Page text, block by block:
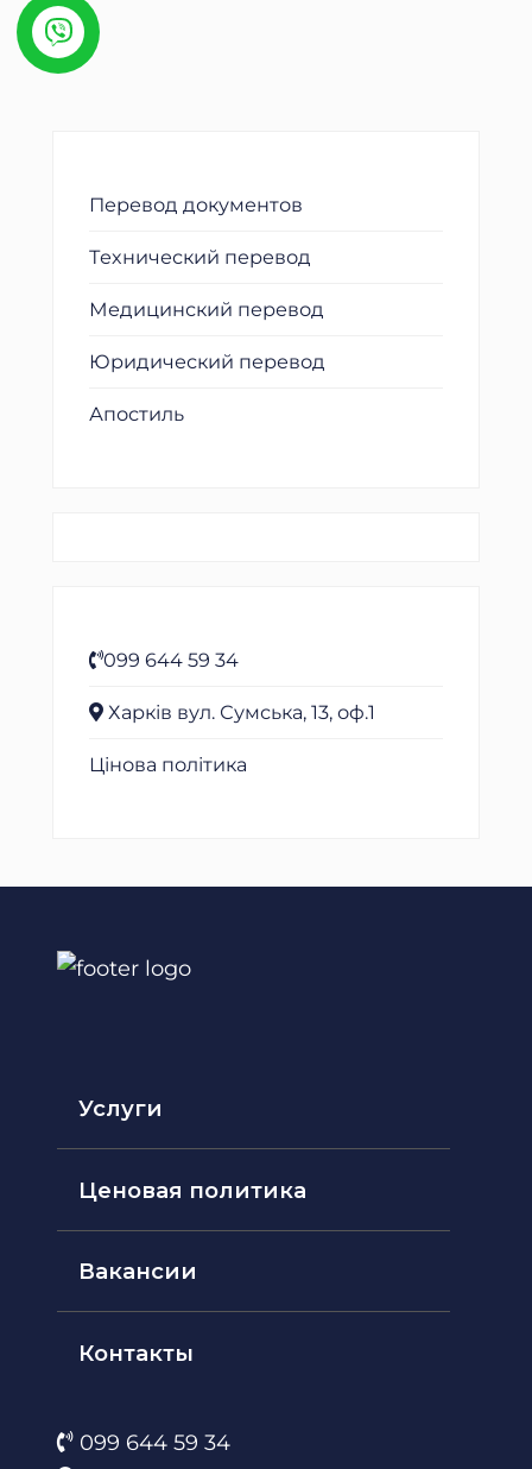
Перевод документов
Технический перевод
Медицинский перевод
Юридический перевод
Апостиль
099 644 59 34
Харків вул. Сумська, 13, оф.1
Цінова політика
Услуги
Ценовая политика
Вакансии
Контакты
099 644 59 34